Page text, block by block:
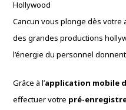
Hollywood
Cancun vous plonge dès votre
des grandes productions
l’énergie du personnel
Grâce à l’application mobile
effectuer votre pré-